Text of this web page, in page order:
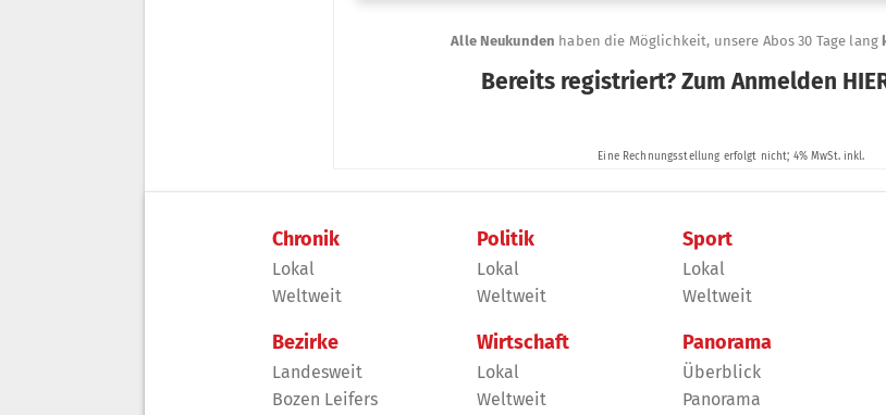
Chronik
Lokal
Weltweit
Bezirke
Landesweit
Bozen Leifers
Politik
Lokal
Weltweit
Wirtschaft
Lokal
Weltweit
Sport
Lokal
Weltweit
Panorama
Überblick
Panorama